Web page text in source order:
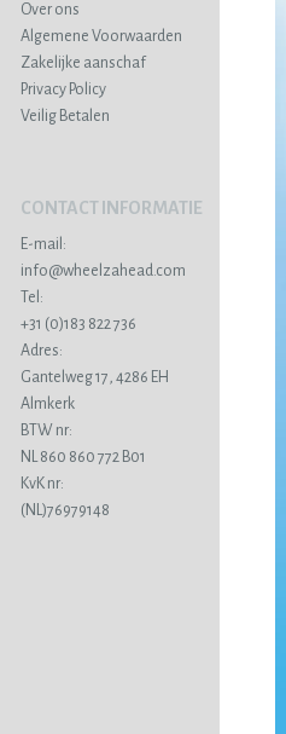
Over ons
Algemene Voorwaarden
Zakelijke aanschaf
Privacy Policy
Veilig Betalen
CONTACT INFORMATIE
E-mail:
info@wheelzahead.com
Tel:
+31 (0)183 822 736
Adres:
Gantelweg 17, 4286 EH
Almkerk
BTW nr:
NL 860 860 772 B01
KvK nr:
(NL)76979148